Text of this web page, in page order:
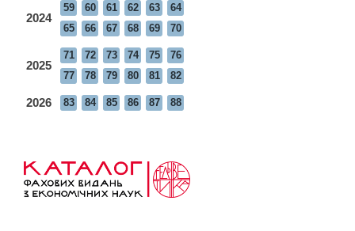
2024
59 60 61 62 63
64
65
66 67 68 69 70
2025
71 72 73 74 75
76
77
78 79 80 81 82
2026 83 84 85 86 87 88